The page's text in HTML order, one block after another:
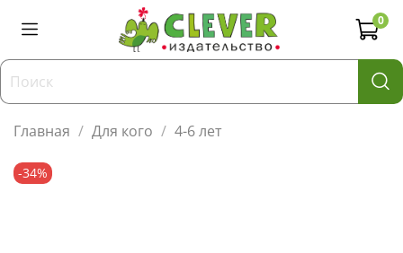
0
Главная Для кого 4-6 лет
-34%